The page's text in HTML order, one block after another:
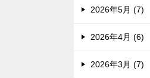
2026年5月 (7)
2026年4月 (6)
2026年3月 (7)